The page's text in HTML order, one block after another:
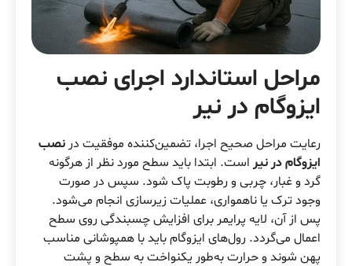
مراحل استاندارد اجرای نصب
ایزوگام در نیر
رعایت مراحل صحیح اجرا، تضمین‌کننده موفقیت در نصب
ایزوگام در نیر است. ابتدا باید سطح مورد نظر از هرگونه
گرد و غبار، چربی و رطوبت پاک شود. سپس در صورت
وجود ترک یا ناهمواری، عملیات زیرسازی انجام می‌شود.
پس از آن، لایه پرایمر برای افزایش چسبندگی روی سطح
اعمال می‌گردد. رول‌های ایزوگام باید با همپوشانی مناسب
پهن شوند و حرارت به‌طور یکنواخت به سطح و پشت